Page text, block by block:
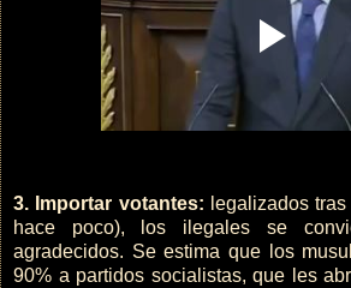
3. Importar votantes: legalizados
hace poco), los ilegales se
agradecidos. Se estima que los
90% a partidos socialistas, que les